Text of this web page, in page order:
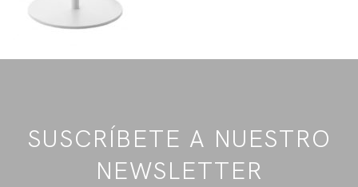
SUSCRÍBETE A NUESTRO
NEWSLETTER